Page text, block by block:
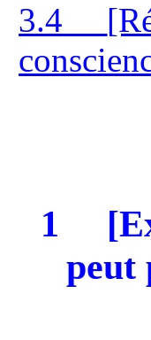
3.4
1
peut